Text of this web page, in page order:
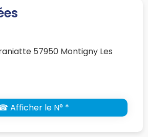
57950 Montigny Les
Afficher le N° *